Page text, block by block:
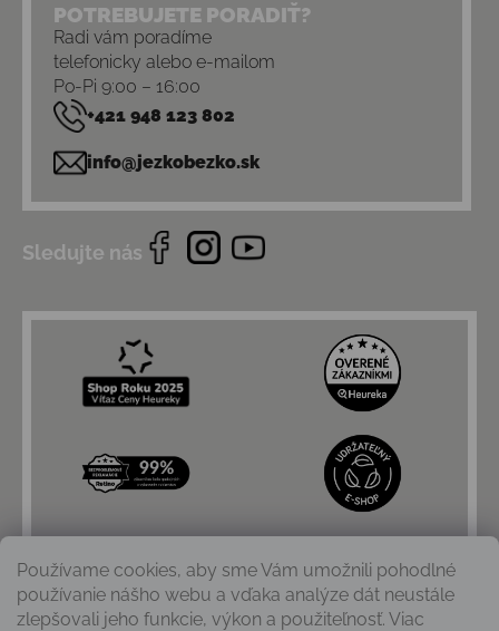
Používame cookies, aby sme Vám umožnili pohodlné
používanie nášho webu a vďaka analýze dát neustále
zlepšovali jeho funkcie, výkon a použiteľnosť. Viac
POTREBUJETE PORADIŤ?
Radi vám poradíme
telefonicky alebo e-mailom
Po-Pi 9:00 – 16:00
+421 948 123 802
info@jezkobezko.sk
Sledujte nás